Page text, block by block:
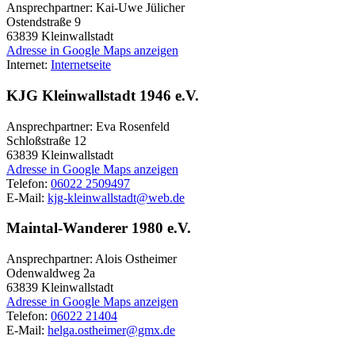
Ansprechpartner: Kai-Uwe Jülicher
Ostendstraße 9
63839 Kleinwallstadt
Adresse in Google Maps anzeigen
Internet: Internetseite
KJG Kleinwallstadt 1946 e.V.
Ansprechpartner: Eva Rosenfeld
Schloßstraße 12
63839 Kleinwallstadt
Adresse in Google Maps anzeigen
Telefon: 06022 2509497
E-Mail: kjg-kleinwallstadt@web.de
Maintal-Wanderer 1980 e.V.
Ansprechpartner: Alois Ostheimer
Odenwaldweg 2a
63839 Kleinwallstadt
Adresse in Google Maps anzeigen
Telefon: 06022 21404
E-Mail: helga.ostheimer@gmx.de